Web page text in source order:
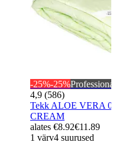
-25%-25%Professional
4,9 (586)
Tekk ALOE VERA
CREAM
alates €8.92€11.89
1 värv4 suurused